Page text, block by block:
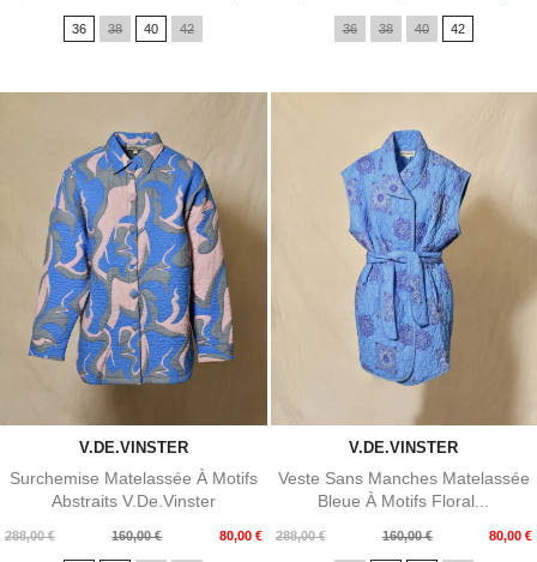
36 38 40 42 36 38 40 42
V.DE.VINSTER
Surchemise Matelassée À Motifs
Abstraits V.de.Vinster
288,00 €
Prix
160,00 € 80,00 €
Prix
V.DE.VINSTER
Veste Sans Manches Matelassée
Bleue À Motifs Floral...
288,00 €
Prix
160,00 € 80,00 €
Prix